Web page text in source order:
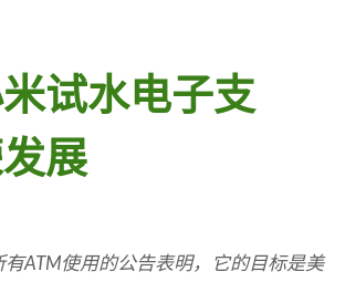
试水电子支
展
ATM使用的公告表明，它的目标是美